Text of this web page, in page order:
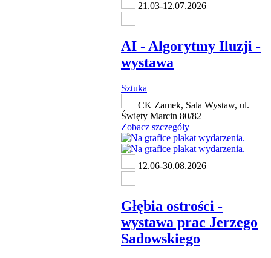
21.03-12.07.2026
AI - Algorytmy Iluzji -
wystawa
Sztuka
CK Zamek, Sala Wystaw, ul.
Święty Marcin 80/82
Zobacz szczegóły
12.06-30.08.2026
Głębia ostrości -
wystawa prac Jerzego
Sadowskiego